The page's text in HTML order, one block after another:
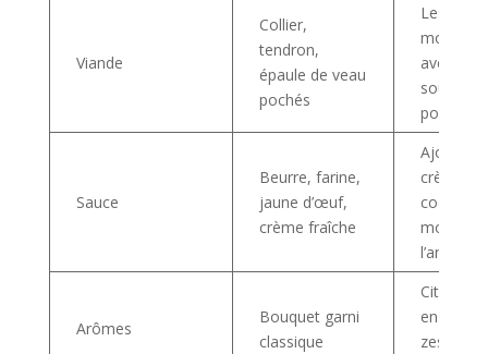
Viande
Collier,
tendron,
épaule de veau
pochés
Les
avec
sous vide
possible
Sauce
Beurre, farine,
jaune d’œuf,
crème fraîche
Ajout de
crème de
coco et
l’ancienne
Arômes
Bouquet garni
classique
en
zeste de